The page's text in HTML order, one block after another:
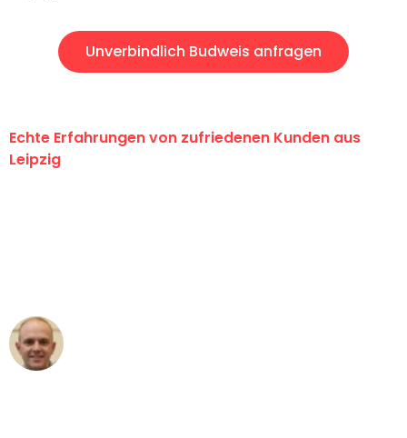
Unverbindlich Budweis anfragen
Echte Erfahrungen von zufriedenen Kunden aus
Leipzig